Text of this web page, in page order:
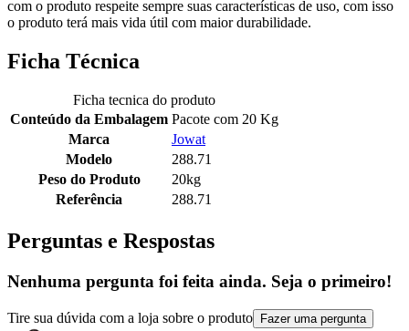
com o produto respeite sempre suas características de uso, com isso
o produto terá mais vida útil com maior durabilidade.
Ficha Técnica
Ficha tecnica do produto
Conteúdo da Embalagem Pacote com 20 Kg
Marca
Jowat
Modelo
288.71
Peso do Produto
20kg
Referência
288.71
Perguntas e Respostas
Nenhuma pergunta foi feita ainda. Seja o primeiro!
Tire sua dúvida com a loja sobre o produto Fazer uma pergunta